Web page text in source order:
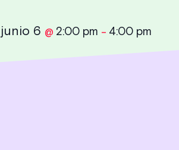
junio 6 @ 2:00 pm – 4:00 pm